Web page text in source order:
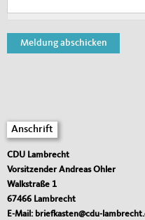
Fußbereich
Anschrift
CDU Lambrecht
Vorsitzender Andreas Ohler
Walkstraße 1
67466 Lambrecht
E-Mail: briefkasten@cdu-